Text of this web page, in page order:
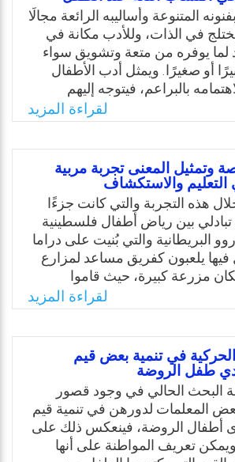
تؤمن بأن هنالك العديد من الصور
هذه القصص ومنها: الرواية
بمساعدة الغناء، وعن طريق
للشخصية الرئيسة للقصة، ورواية
المصور، والرواية باستخدام
والعرائس. أو بطريقة حكي
ومما أضافته التكنولوجيا للحكي
Twitter
Email
المتنوعة وأساليبه الرائعة مجالًا
يختلج في الذات، وللأدب مكانة في
لما يوفره من متعة وتشويق سواء
أو صغيرًا. ويمثل أدب الأطفال
بالبراعم، فيتوجه إليهم
يشارك في صناعة مستقبلهم
ولما كانت القصة في شكلها نصًا
الأولى، فإنها صالحة لأن تكون مادة
الطفل التعليمي، لتدريبه على
تعبيرية، وعلى إكسابه اتجاهات
في بناء شخصيته. ولكل هذا جاءت
في بحث دور القصة في اكتساب
نظرًا لما توفره من سياقات
صفات الإبتكار من خلال عملية
ومن حيث استثارة المواهب
تجسيدها.
لقراءة المزيد
وتمثيل المعنى تجربة مربية
والاستكشاف
هذه التجربة والتي كانت جزءًا
بين رياض أطفال فلسطينية
البريطانية والتي بُنيت على دراما
فيها يلعبون كفريق مساعد لمزارع
مزرعة كبيرة، حيث قاموا
داخل القصة، وحققوا من خلالها
على الممارسة الفعلية عبر
كأداة، والاستكشاف كوسيلة.
الذي يحكم المربية ويشغل
ممتعة وجاذبة للأطفال، مما
ما هو أبعد مما قدمه المنهاج،
من القيم كمساعدة المحتاج،
والتفاوض، والعمل كفريق، وحل
القرار، والعديد من المفاهيم،
لقراءة المزيد
في تنمية بعض قيم
طفل الروضة
البحث الحالي في وجود قصور
المعلمات لدورهن في تنمية قيم
أطفال الروضة، فينعكس ذلك على
تعريف المواطنة على أنها